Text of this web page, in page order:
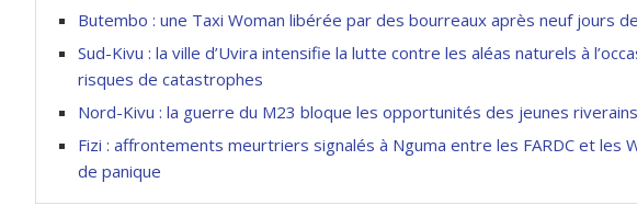
Butembo : une Taxi Woman libérée par des bourreaux après neuf jours
Sud-Kivu : la ville d’Uvira intensifie la lutte contre les aléas naturels à
risques de catastrophes
Nord-Kivu : la guerre du M23 bloque les opportunités des jeunes
Fizi : affrontements meurtriers signalés à Nguma entre les FARDC et les
de panique